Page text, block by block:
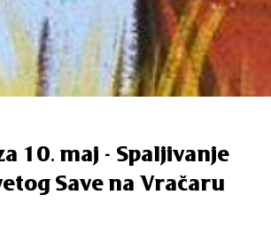
10. maj - Spaljivanje
Save na Vračaru